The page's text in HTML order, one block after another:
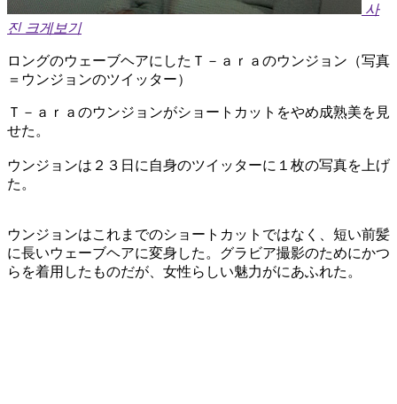
사
진 크게보기
ロングのウェーブヘアにしたＴ－ａｒａのウンジョン（写真
＝ウンジョンのツイッター）
Ｔ－ａｒａのウンジョンがショートカットをやめ成熟美を見
せた。
ウンジョンは２３日に自身のツイッターに１枚の写真を上げ
た。
ウンジョンはこれまでのショートカットではなく、短い前髪
に長いウェーブヘアに変身した。グラビア撮影のためにかつ
らを着用したものだが、女性らしい魅力がにあふれた。